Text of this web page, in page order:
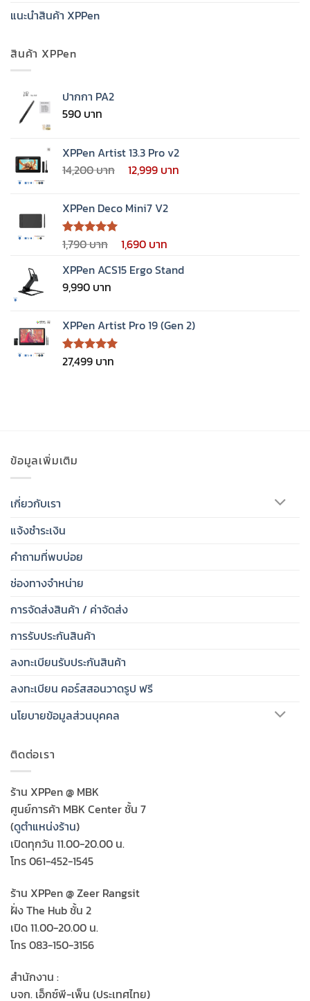
แนะนำสินค้า XPPen
สินค้า XPPen
ปากกา PA2
590
XPPen Artist 13.3 Pro v2
14,200
Original
14,200 ฿.
12,999
XPPen Deco Mini7 V2
ให้คะแนน
5.00
1-5
คะแนน
1,790
Original
was:
1,690
is:
XPPen ACS15 Ergo Stand
9,990
XPPen Artist Pro 19 (Gen 2)
ให้คะแนน
5.00
27,499
ข้อมูลเพิ่มเติม
เกี่ยวกับเรา
แจ้งชำระเงิน
คำถามที่พบบ่อย
ช่องทางจำหน่าย
การจัดส่งสินค้า / ค่าจัดส่ง
การรับประกันสินค้า
ลงทะเบียนรับประกันสินค้า
ลงทะเบียน คอร์สสอนวาดรูป ฟรี
นโยบายข้อมูลส่วนบุคคล
ติดต่อเรา
ร้าน XPPen @ MBK
ศูนย์การค้า MBK Center ชั้น 7
(ดูตำแหน่งร้าน)
เปิดทุกวัน 11.00-20.00 น.
โทร 061-452-1545
ร้าน XPPen @ Zeer Rangsit
ฝั่ง The Hub ชั้น 2
เปิด 11.00-20.00 น.
โทร 083-150-3156
สำนักงาน :
บจก. เอ็กซ์พี-เพ็น (ประเทศไทย)